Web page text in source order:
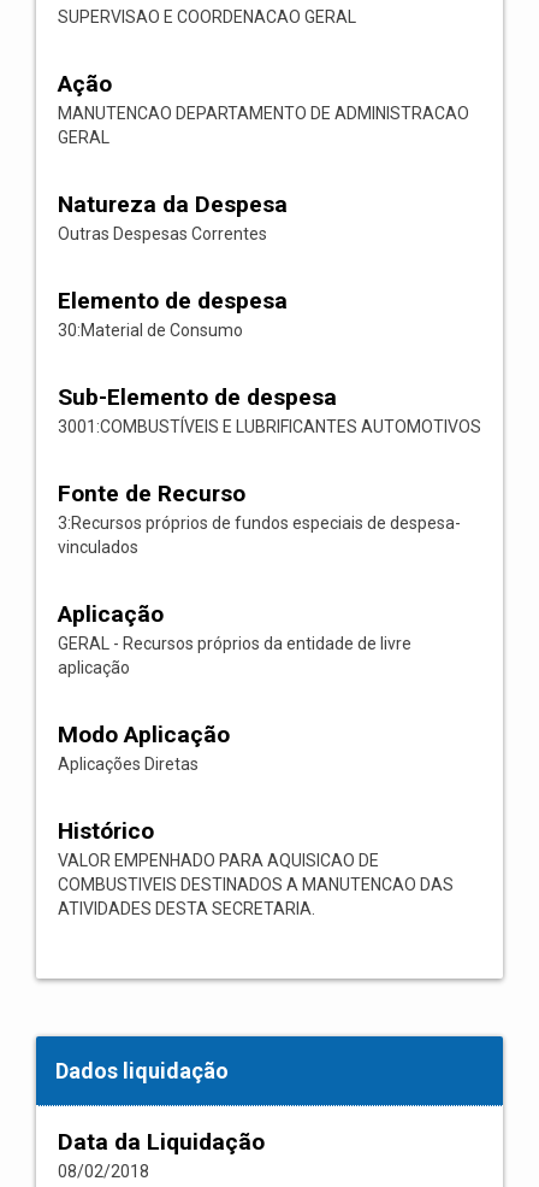
SUPERVISAO E COORDENACAO GERAL
Ação
MANUTENCAO DEPARTAMENTO DE ADMINISTRACAO
GERAL
Natureza da Despesa
Outras Despesas Correntes
Elemento de despesa
30:Material de Consumo
Sub-Elemento de despesa
3001:COMBUSTÍVEIS E LUBRIFICANTES AUTOMOTIVOS
Fonte de Recurso
3:Recursos próprios de fundos especiais de despesa-
vinculados
Aplicação
GERAL - Recursos próprios da entidade de livre
aplicação
Modo Aplicação
Aplicações Diretas
Histórico
VALOR EMPENHADO PARA AQUISICAO DE
COMBUSTIVEIS DESTINADOS A MANUTENCAO DAS
ATIVIDADES DESTA SECRETARIA.
Dados liquidação
Data da Liquidação
08/02/2018